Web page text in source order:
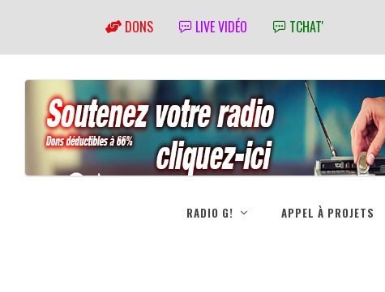
DONS LIVE VIDÉO TCHAT'
RADIO G! APPEL À PROJETS